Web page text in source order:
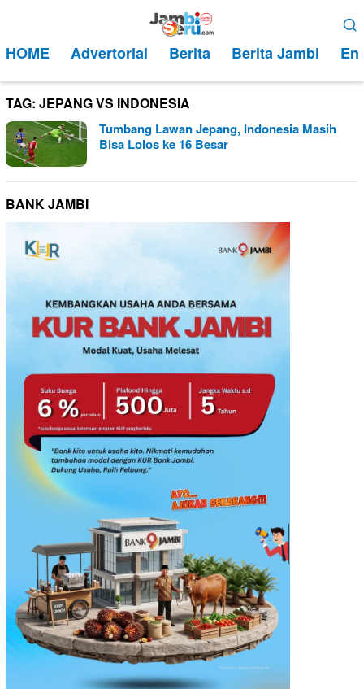
kontenMobile
HOME Advertorial Berita Berita Jambi
TAG: JEPANG VS INDONESIA
Tumbang Lawan Jepang, Indonesia Masih
Bisa Lolos ke 16 Besar
BANK JAMBI